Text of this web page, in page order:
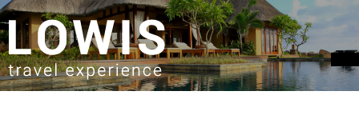
SKIP TO CONTENT